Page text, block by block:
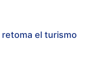
retoma el turismo